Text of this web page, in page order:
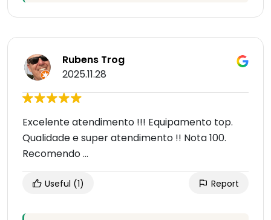
Rubens Trog
2025.11.28
Excelente atendimento !!! Equipamento top.
Qualidade e super atendimento !! Nota 100.
Recomendo ...
Useful (1) Report